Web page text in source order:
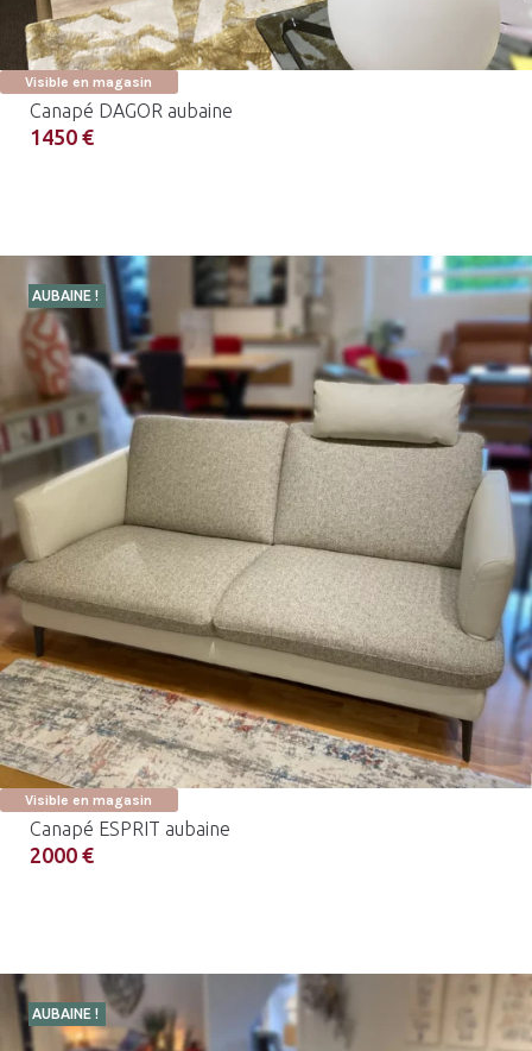
Visible en magasin
Canapé DAGOR aubaine
1450 €
AUBAINE !
Visible en magasin
Canapé ESPRIT aubaine
2000 €
AUBAINE !